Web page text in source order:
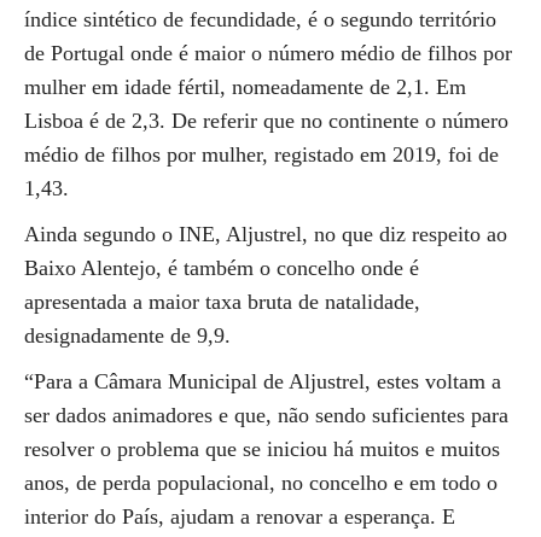
índice sintético de fecundidade, é o segundo território
de Portugal onde é maior o número médio de filhos por
mulher em idade fértil, nomeadamente de 2,1. Em
Lisboa é de 2,3. De referir que no continente o número
médio de filhos por mulher, registado em 2019, foi de
1,43.
Ainda segundo o INE, Aljustrel, no que diz respeito ao
Baixo Alentejo, é também o concelho onde é
apresentada a maior taxa bruta de natalidade,
designadamente de 9,9.
“Para a Câmara Municipal de Aljustrel, estes voltam a
ser dados animadores e que, não sendo suficientes para
resolver o problema que se iniciou há muitos e muitos
anos, de perda populacional, no concelho e em todo o
interior do País, ajudam a renovar a esperança. E